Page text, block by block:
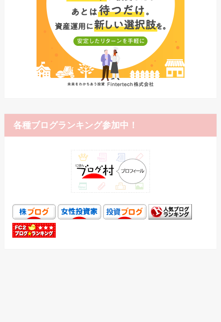
各種ブログランキング参加中！